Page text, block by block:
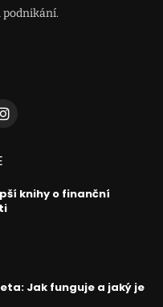
podnikání.
knihy o finanční
Jak funguje a jaký je